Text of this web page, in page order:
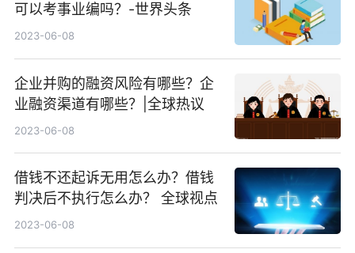
可以考事业编吗？-世界头条
2023-06-08
企业并购的融资风险有哪些？企
业融资渠道有哪些？|全球热议
2023-06-08
借钱不还起诉无用怎么办？借钱
判决后不执行怎么办？ 全球视点
2023-06-08